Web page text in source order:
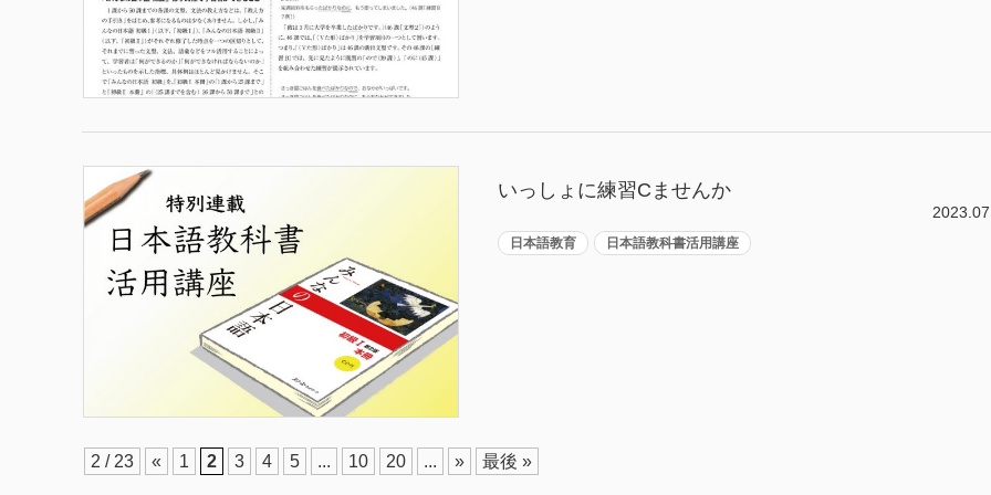
いっしょに練習Cませんか
日本語教育 日本語教科書活用講座
2 / 23 « 1 2 3 4 5 ... 10 20 ... » 最後 »